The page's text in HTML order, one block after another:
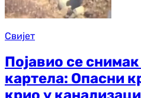
Свијет
Појавио се
картела: Опасни